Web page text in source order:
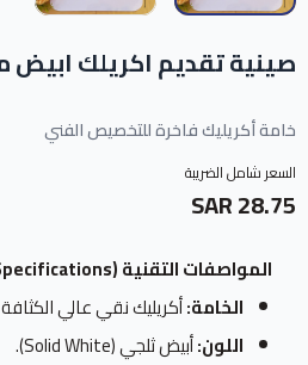
صينية تقديم اكريلك ابيض مقاس
خامة أكريليك فاخرة للتخصيص الفني
السعر شامل الضريبة
28.75 SAR
المواصفات التقنية (Technical Specifications)
الخامة:أكريليك نقي عالي
اللون:أبيض ثلجي (Solid White).